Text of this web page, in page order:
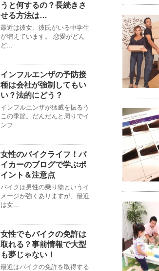
うと何するの？長続きさ
せる方法は…
最近は彼女、彼氏がいる中学生
が増えています。 恋愛がどん
ど...
インフルエンザの予防接
種は会社が強制してもい
い？法的にどう？
インフルエンザが猛威を振るう
この季節。だんだんと周りでイ
ンフ...
女性のバイクライフ！バ
イカーのブログで学ぶポ
イント＆注意点
バイクは男性の乗り物というイ
メージが強くありますが、最近
は女...
女性でもバイクの免許は
取れる？事前情報で大型
も夢じゃない！
最近はバイクの免許を取得する